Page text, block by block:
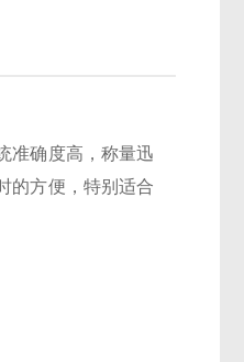
准确度高，称量迅
的方便，特别适合